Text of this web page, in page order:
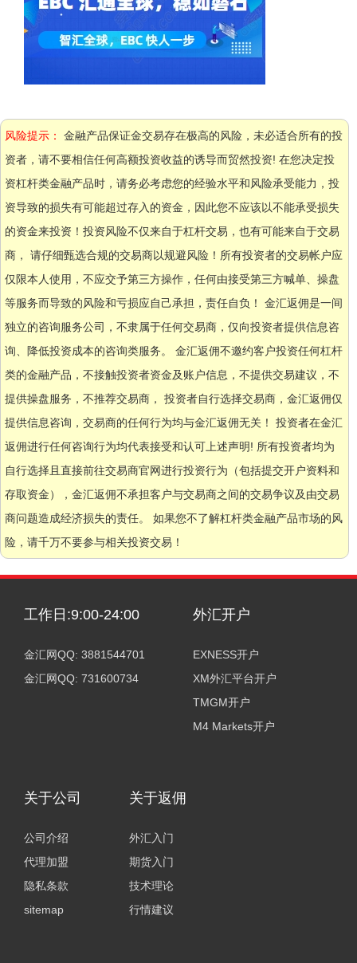
风险提示：
金融产品保证金交易存在极高的风险，未必适合所有的投
资者，请不要相信任何高额投资收益的诱导而贸然投资! 在您决定投
资杠杆类金融产品时，请务必考虑您的经验水平和风险承受能力，投
资导致的损失有可能超过存入的资金，因此您不应该以不能承受损失
的资金来投资！投资风险不仅来自于杠杆交易，也有可能来自于交易
商， 请仔细甄选合规的交易商以规避风险！所有投资者的交易帐户应
仅限本人使用，不应交予第三方操作，任何由接受第三方喊单、操盘
等服务而导致的风险和亏损应自己承担，责任自负！ 金汇返佣是一间
独立的咨询服务公司，不隶属于任何交易商，仅向投资者提供信息咨
询、降低投资成本的咨询类服务。 金汇返佣不邀约客户投资任何杠杆
类的金融产品，不接触投资者资金及账户信息，不提供交易建议，不
提供操盘服务，不推荐交易商， 投资者自行选择交易商，金汇返佣仅
提供信息咨询，交易商的任何行为均与金汇返佣无关！ 投资者在金汇
返佣进行任何咨询行为均代表接受和认可上述声明! 所有投资者均为
自行选择且直接前往交易商官网进行投资行为（包括提交开户资料和
存取资金），金汇返佣不承担客户与交易商之间的交易争议及由交易
商问题造成经济损失的责任。 如果您不了解杠杆类金融产品市场的风
险，请千万不要参与相关投资交易！
工作日:9:00-24:00
金汇网QQ: 3881544701
金汇网QQ: 731600734
外汇开户
EXNESS开户
XM外汇平台开户
TMGM开户
M4 Markets开户
关于公司
公司介绍
代理加盟
隐私条款
sitemap
关于返佣
外汇入门
期货入门
技术理论
行情建议